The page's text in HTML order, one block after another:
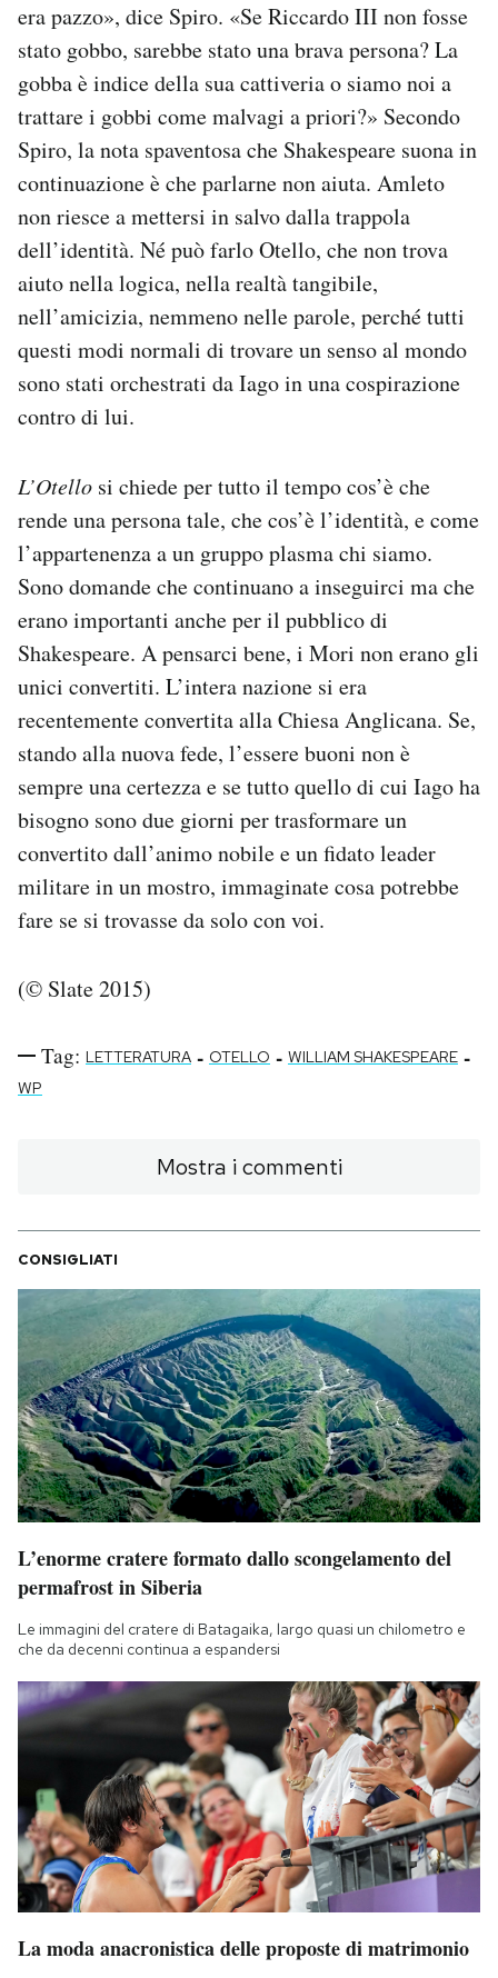
era pazzo», dice Spiro. «Se Riccardo III non fosse
stato gobbo, sarebbe stato una brava persona? La
gobba è indice della sua cattiveria o siamo noi a
trattare i gobbi come malvagi a priori?» Secondo
Spiro, la nota spaventosa che Shakespeare suona in
continuazione è che parlarne non aiuta. Amleto
non riesce a mettersi in salvo dalla trappola
dell’identità. Né può farlo Otello, che non trova
aiuto nella logica, nella realtà tangibile,
nell’amicizia, nemmeno nelle parole, perché tutti
questi modi normali di trovare un senso al mondo
sono stati orchestrati da Iago in una cospirazione
contro di lui.
L’Otello si chiede per tutto il tempo cos’è che
rende una persona tale, che cos’è l’identità, e come
l’appartenenza a un gruppo plasma chi siamo.
Sono domande che continuano a inseguirci ma che
erano importanti anche per il pubblico di
Shakespeare. A pensarci bene, i Mori non erano gli
unici convertiti. L’intera nazione si era
recentemente convertita alla Chiesa Anglicana. Se,
stando alla nuova fede, l’essere buoni non è
sempre una certezza e se tutto quello di cui Iago ha
bisogno sono due giorni per trasformare un
convertito dall’animo nobile e un fidato leader
militare in un mostro, immaginate cosa potrebbe
fare se si trovasse da solo con voi.
(© Slate 2015)
Tag: LETTERATURA - OTELLO - WILLIAM SHAKESPEARE -
WP
Mostra i commenti
CONSIGLIATI
L’enorme cratere formato dallo scongelamento del
permafrost in Siberia
Le immagini del cratere di Batagaika, largo quasi un chilometro e
che da decenni continua a espandersi
La moda anacronistica delle proposte di matrimonio